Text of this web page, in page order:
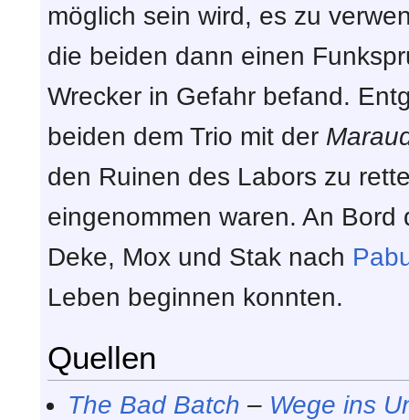
möglich sein wird, es zu
die beiden dann einen
Wrecker in Gefahr befand.
beiden dem Trio mit der
den Ruinen des Labors zu
eingenommen waren. An Bord
Deke, Mox und Stak nach
Leben beginnen konnten.
Quellen
The Bad Batch – Wege ins